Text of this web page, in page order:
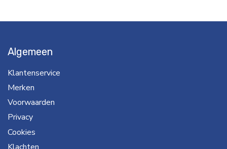
Algemeen
Klantenservice
Merken
Voorwaarden
Privacy
Cookies